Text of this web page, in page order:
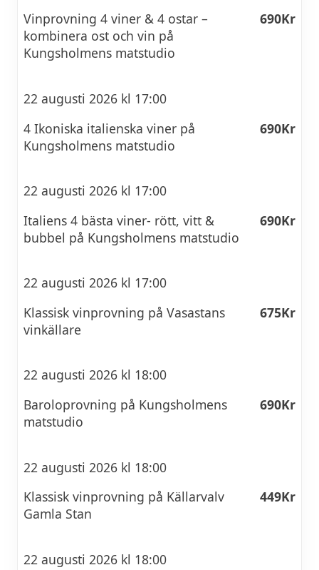
Vinprovning 4 viner & 4 ostar –
kombinera ost och vin på
Kungsholmens matstudio
690Kr
22 augusti 2026 kl 17:00
4 Ikoniska italienska viner på
Kungsholmens matstudio
690Kr
22 augusti 2026 kl 17:00
Italiens 4 bästa viner- rött, vitt &
bubbel på Kungsholmens matstudio
690Kr
22 augusti 2026 kl 17:00
Klassisk vinprovning på Vasastans
vinkällare
675Kr
22 augusti 2026 kl 18:00
Baroloprovning på Kungsholmens
matstudio
690Kr
22 augusti 2026 kl 18:00
Klassisk vinprovning på Källarvalv
Gamla Stan
449Kr
22 augusti 2026 kl 18:00